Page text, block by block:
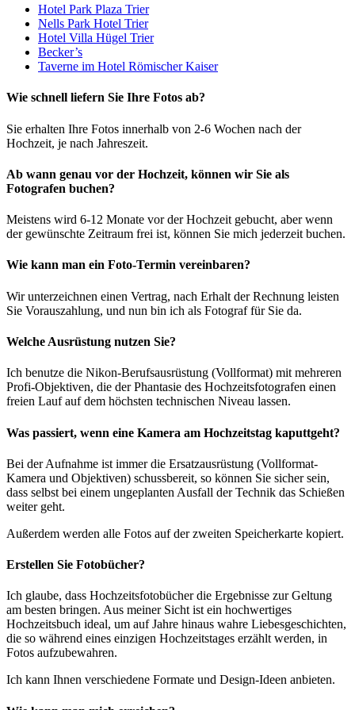
Hotel Park Plaza Trier
Nells Park Hotel Trier
Hotel Villa Hügel Trier
Becker’s
Taverne im Hotel Römischer Kaiser
Wie schnell liefern Sie Ihre Fotos ab?
Sie erhalten Ihre Fotos innerhalb von 2-6 Wochen nach der
Hochzeit, je nach Jahreszeit.
Ab wann genau vor der Hochzeit, können wir Sie als
Fotografen buchen?
Meistens wird 6-12 Monate vor der Hochzeit gebucht, aber wenn
der gewünschte Zeitraum frei ist, können Sie mich jederzeit buchen.
Wie kann man ein Foto-Termin vereinbaren?
Wir unterzeichnen einen Vertrag, nach Erhalt der Rechnung leisten
Sie Vorauszahlung, und nun bin ich als Fotograf für Sie da.
Welche Ausrüstung nutzen Sie?
Ich benutze die Nikon-Berufsausrüstung (Vollformat) mit mehreren
Profi-Objektiven, die der Phantasie des Hochzeitsfotografen einen
freien Lauf auf dem höchsten technischen Niveau lassen.
Was passiert, wenn eine Kamera am Hochzeitstag kaputtgeht?
Bei der Aufnahme ist immer die Ersatzausrüstung (Vollformat-
Kamera und Objektiven) schussbereit, so können Sie sicher sein,
dass selbst bei einem ungeplanten Ausfall der Technik das Schießen
weiter geht.
Außerdem werden alle Fotos auf der zweiten Speicherkarte kopiert.
Erstellen Sie Fotobücher?
Ich glaube, dass Hochzeitsfotobücher die Ergebnisse zur Geltung
am besten bringen. Aus meiner Sicht ist ein hochwertiges
Hochzeitsbuch ideal, um auf Jahre hinaus wahre Liebesgeschichten,
die so während eines einzigen Hochzeitstages erzählt werden, in
Fotos aufzubewahren.
Ich kann Ihnen verschiedene Formate und Design-Ideen anbieten.